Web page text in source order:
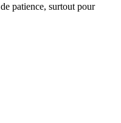
patience, surtout pour